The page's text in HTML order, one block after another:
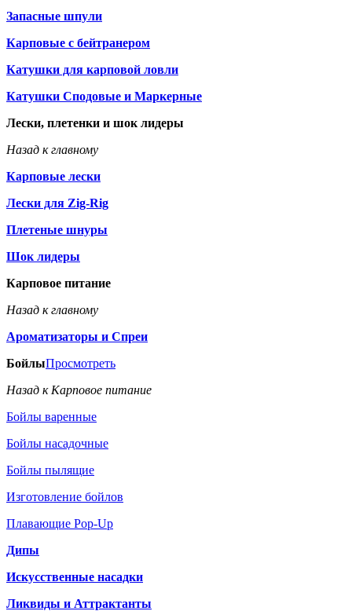
Запасные шпули
Карповые с бейтранером
Катушки для карповой ловли
Катушки Сподовые и Маркерные
Лески, плетенки и шок лидеры
Назад к главному
Карповые лески
Лески для Zig-Rig
Плетеные шнуры
Шок лидеры
Карповое питание
Назад к главному
Ароматизаторы и Спреи
БойлыПросмотреть
Назад к Карповое питание
Бойлы варенные
Бойлы насадочные
Бойлы пылящие
Изготовление бойлов
Плавающие Pop-Up
Дипы
Искусственные насадки
Ликвиды и Аттрактанты